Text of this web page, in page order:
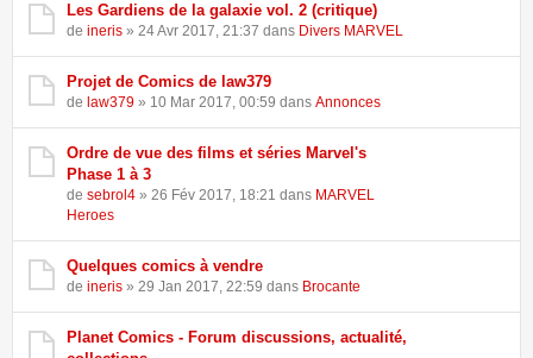
Les Gardiens de la galaxie vol. 2 (critique)
de ineris » 24 Avr 2017, 21:37 dans Divers MARVEL
Projet de Comics de law379
de law379 » 10 Mar 2017, 00:59 dans Annonces
Ordre de vue des films et séries Marvel's
Phase 1 à 3
de sebrol4 » 26 Fév 2017, 18:21 dans MARVEL
Heroes
Quelques comics à vendre
de ineris » 29 Jan 2017, 22:59 dans Brocante
Planet Comics - Forum discussions, actualité,